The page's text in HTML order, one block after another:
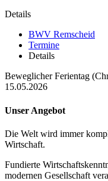
Details
BWV Remscheid
Termine
Details
Beweglicher Ferientag
15.05.2026
Unser Angebot
Die Welt wird immer
Wirtschaft.
Fundierte
modernen Gesellschaft